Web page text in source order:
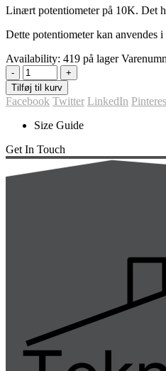
Linært potentiometer på 10K. Det
Dette potentiometer kan anvendes i
Availability: 419 på lager
-
+
Tilføj til kurv
Facebook Twitter LinkedIn
Size Guide
Get In Touch